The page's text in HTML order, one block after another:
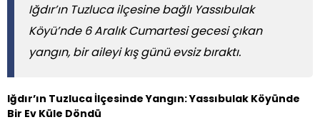
Iğdır’ın Tuzluca ilçesine bağlı Yassıbulak
Köyü’nde 6 Aralık Cumartesi gecesi çıkan
yangın, bir aileyi kış günü evsiz bıraktı.
Iğdır’ın Tuzluca İlçesinde Yangın: Yassıbulak Köyünde
Bir Ev Küle Döndü